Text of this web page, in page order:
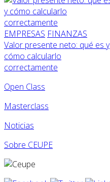
EMPRESAS FINANZAS
Valor presente neto: qué es y
cómo calcularlo
correctamente
Open Class
Masterclass
Noticias
Sobre CEUPE